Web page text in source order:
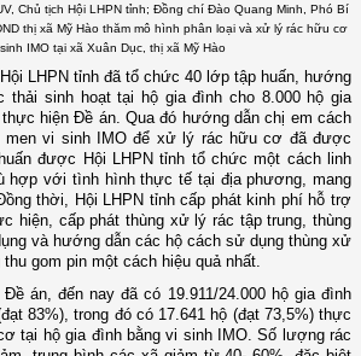
Chủ tịch Hội LHPN tỉnh; Đồng chí Đào Quang Minh, Phó Bí
thị xã Mỹ Hào thăm mô hình phân loại và xử lý rác hữu cơ
IMO tại xã Xuân Dục, thị xã Mỹ Hào
LHPN tỉnh đã tổ chức 40 lớp tập huấn, hướng
thải sinh hoạt tại hộ gia đình cho 8.000 hộ gia
hiện Đề án. Qua đó hướng dẫn chị em cách
men vi sinh IMO để xử lý rác hữu cơ đã được
được Hội LHPN tỉnh tổ chức một cách linh
hợp với tình hình thực tế tại địa phương, mang
thời, Hội LHPN tỉnh cấp phát kinh phí hỗ trợ
hiện, cấp phát thùng xử lý rác tập trung, thùng
và hướng dẫn các hộ cách sử dụng thùng xử
gom pin một cách hiệu quả nhất.
án, đến nay đã có 19.911/24.000 hộ gia đình
83%), trong đó có 17.641 hộ (đạt 73,5%) thực
tại hộ gia đình bằng vi sinh IMO. Số lượng rác